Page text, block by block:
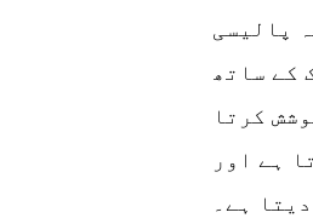
پالیسی
کے ساتھ
کرتا
ہے اور
ہے۔